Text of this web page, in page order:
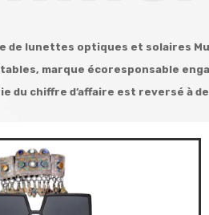
de lunettes optiques et solaires
marque écoresponsable
du chiffre d’affaire est reversé à
COLLECTIONS